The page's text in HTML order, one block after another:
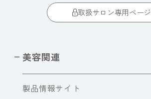
取扱サロン専用ページ
美容関連
製品情報サイト